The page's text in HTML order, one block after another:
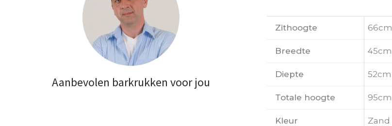
Aanbevolen barkrukken voor jou
Zithoogte 66cm
Breedte 45cm
Diepte 52cm
Totale hoogte 95cm
Kleur Zand